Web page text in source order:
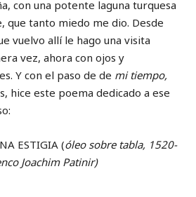
con una potente laguna turquesa
que tanto miedo me dio. Desde
vuelvo allí le hago una visita
vez, ahora con ojos y
Y con el paso de de mi tiempo,
hice este poema dedicado a ese
ESTIGIA (óleo sobre tabla, 1520-
Joachim Patinir)